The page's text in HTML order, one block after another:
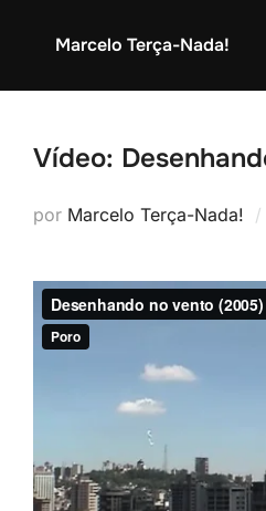
Marcelo Terça-Nada!
Vídeo:
por Marcelo Terça-Nada!